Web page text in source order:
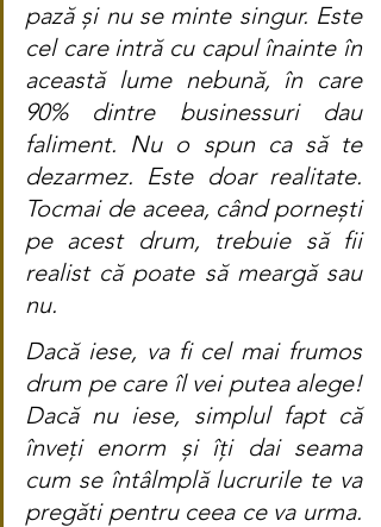
pază și nu se minte singur. Este
cel care intră cu capul înainte în
această lume nebună, în care
90% dintre businessuri dau
faliment. Nu o spun ca să te
dezarmez. Este doar realitate.
Tocmai de aceea, când pornești
pe acest drum, trebuie să fii
realist că poate să meargă sau
nu.
Dacă iese, va fi cel mai frumos
drum pe care îl vei putea alege!
Dacă nu iese, simplul fapt că
înveți enorm și îți dai seama
cum se întâlmplă lucrurile te va
pregăti pentru ceea ce va urma.